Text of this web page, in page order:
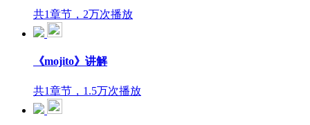
共1章节，2万次播放
《mojito》讲解
共1章节，1.5万次播放